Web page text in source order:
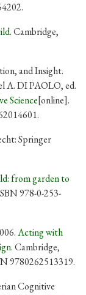
. Cambridge,
and Insight.
A. DI PAOLO, ed.
Science[online].
Springer
from garden to
978-0-253-
Acting with
. Cambridge,
9780262513319.
Cognitive